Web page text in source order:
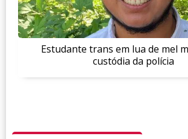
Estudante trans em lua de mel
custódia da polícia